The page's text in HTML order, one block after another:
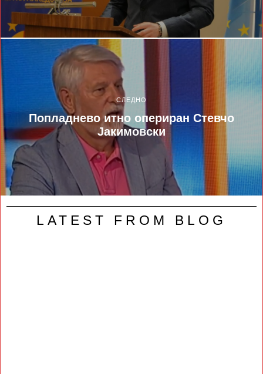
СЛЕДНО
Попладнево итно опериран Стевчо
Јакимовски
LATEST FROM BLOG